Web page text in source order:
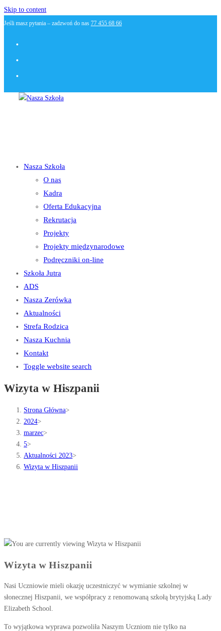
Skip to content
Jeśli masz pytania – zadzwoń do nas 77 455 68 66
Nasza Szkoła
O nas
Kadra
Oferta Edukacyjna
Rekrutacja
Projekty
Projekty międzynarodowe
Podręczniki on-line
Szkoła Jutra
ADS
Nasza Zerówka
Aktualności
Strefa Rodzica
Nasza Kuchnia
Kontakt
Toggle website search
Wizyta w Hiszpanii
Strona Główna>
2024>
marzec>
5>
Aktualności 2023>
Wizyta w Hiszpanii
Wizyta w Hiszpanii
Nasi Uczniowie mieli okazję uczestniczyć w wymianie szkolnej w
słonecznej Hiszpanii, we współpracy z renomowaną szkołą brytyjską Lady
Elizabeth School.
To wyjątkowa wyprawa pozwoliła Naszym Uczniom nie tylko na